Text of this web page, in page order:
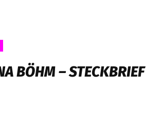
BÖHM – STECKBRIEF